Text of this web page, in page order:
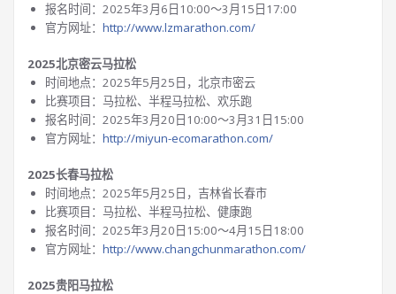
报名时间：2025年3月6日10:00～3月15日17:00
官方网址： http://www.lzmarathon.com/
2025北京密云马拉松
时间地点：2025年5月25日，北京市密云
比赛项目：马拉松、半程马拉松、欢乐跑
报名时间：2025年3月20日10:00～3月31日15:00
官方网址： http://miyun-ecomarathon.com/
2025长春马拉松
时间地点：2025年5月25日，吉林省长春市
比赛项目：马拉松、半程马拉松、健康跑
报名时间：2025年3月20日15:00～4月15日18:00
官方网址： http://www.changchunmarathon.com/
2025贵阳马拉松